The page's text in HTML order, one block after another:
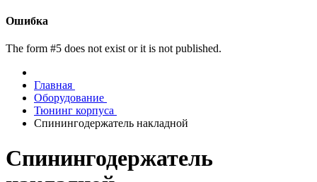
Ошибка
The form #5 does not exist or it is not published.
Главная
Оборудование
Тюнинг корпуса
Спинингодержатель накладной
Спинингодержатель